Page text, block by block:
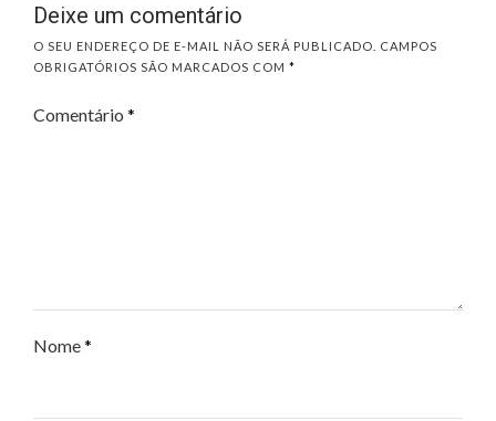
Deixe um comentário
O SEU ENDEREÇO DE E-MAIL NÃO SERÁ PUBLICADO.
CAMPOS
OBRIGATÓRIOS SÃO MARCADOS COM *
Comentário *
Nome*